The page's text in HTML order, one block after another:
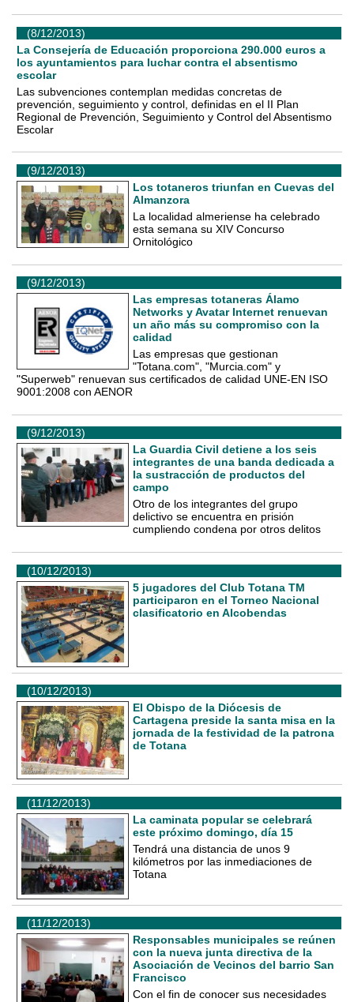
(8/12/2013)
La Consejería de Educación proporciona 290.000 euros a
los ayuntamientos para luchar contra el absentismo
escolar
Las subvenciones contemplan medidas concretas de
prevención, seguimiento y control, definidas en el II Plan
Regional de Prevención, Seguimiento y Control del Absentismo
Escolar
(9/12/2013)
Los totaneros triunfan en Cuevas del
Almanzora
La localidad almeriense ha celebrado
esta semana su XIV Concurso
Ornitológico
(9/12/2013)
Las empresas totaneras Álamo
Networks y Avatar Internet renuevan
un año más su compromiso con la
calidad
Las empresas que gestionan
"Totana.com", "Murcia.com" y
"Superweb" renuevan sus certificados de calidad UNE-EN ISO
9001:2008 con AENOR
(9/12/2013)
La Guardia Civil detiene a los seis
integrantes de una banda dedicada a
la sustracción de productos del
campo
Otro de los integrantes del grupo
delictivo se encuentra en prisión
cumpliendo condena por otros delitos
(10/12/2013)
5 jugadores del Club Totana TM
participaron en el Torneo Nacional
clasificatorio en Alcobendas
(10/12/2013)
El Obispo de la Diócesis de
Cartagena preside la santa misa en la
jornada de la festividad de la patrona
de Totana
(11/12/2013)
La caminata popular se celebrará
este próximo domingo, día 15
Tendrá una distancia de unos 9
kilómetros por las inmediaciones de
Totana
(11/12/2013)
Responsables municipales se reúnen
con la nueva junta directiva de la
Asociación de Vecinos del barrio San
Francisco
Con el fin de conocer sus necesidades